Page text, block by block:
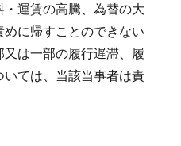
運賃の高騰、為替の大
に帰すことのできない
は一部の履行遅滞、履
ては、当該当事者は責